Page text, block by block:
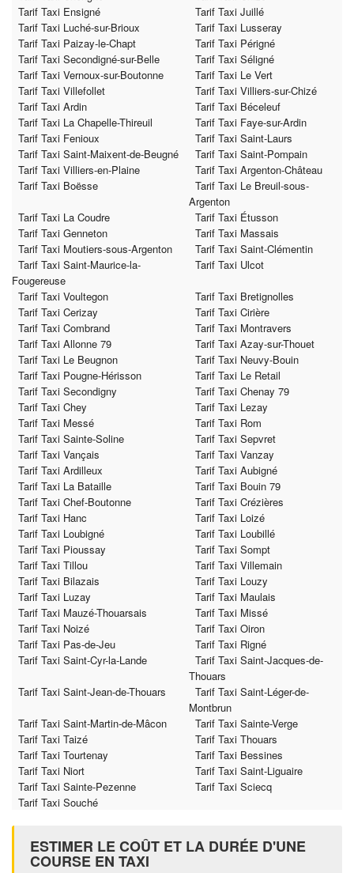
Tarif Taxi Ensigné
Tarif Taxi Juillé
Tarif Taxi Luché-sur-Brioux
Tarif Taxi Lusseray
Tarif Taxi Paizay-le-Chapt
Tarif Taxi Périgné
Tarif Taxi Secondigné-sur-Belle
Tarif Taxi Séligné
Tarif Taxi Vernoux-sur-Boutonne
Tarif Taxi Le Vert
Tarif Taxi Villefollet
Tarif Taxi Villiers-sur-Chizé
Tarif Taxi Ardin
Tarif Taxi Béceleuf
Tarif Taxi La Chapelle-Thireuil
Tarif Taxi Faye-sur-Ardin
Tarif Taxi Fenioux
Tarif Taxi Saint-Laurs
Tarif Taxi Saint-Maixent-de-Beugné
Tarif Taxi Saint-Pompain
Tarif Taxi Villiers-en-Plaine
Tarif Taxi Argenton-Château
Tarif Taxi Boësse
Tarif Taxi Le Breuil-sous-
Argenton
Tarif Taxi La Coudre
Tarif Taxi Étusson
Tarif Taxi Genneton
Tarif Taxi Massais
Tarif Taxi Moutiers-sous-Argenton
Tarif Taxi Saint-Clémentin
Tarif Taxi Saint-Maurice-la-
Fougereuse
Tarif Taxi Ulcot
Tarif Taxi Voultegon
Tarif Taxi Bretignolles
Tarif Taxi Cerizay
Tarif Taxi Cirière
Tarif Taxi Combrand
Tarif Taxi Montravers
Tarif Taxi Allonne 79
Tarif Taxi Azay-sur-Thouet
Tarif Taxi Le Beugnon
Tarif Taxi Neuvy-Bouin
Tarif Taxi Pougne-Hérisson
Tarif Taxi Le Retail
Tarif Taxi Secondigny
Tarif Taxi Chenay 79
Tarif Taxi Chey
Tarif Taxi Lezay
Tarif Taxi Messé
Tarif Taxi Rom
Tarif Taxi Sainte-Soline
Tarif Taxi Sepvret
Tarif Taxi Vançais
Tarif Taxi Vanzay
Tarif Taxi Ardilleux
Tarif Taxi Aubigné
Tarif Taxi La Bataille
Tarif Taxi Bouin 79
Tarif Taxi Chef-Boutonne
Tarif Taxi Crézières
Tarif Taxi Hanc
Tarif Taxi Loizé
Tarif Taxi Loubigné
Tarif Taxi Loubillé
Tarif Taxi Pioussay
Tarif Taxi Sompt
Tarif Taxi Tillou
Tarif Taxi Villemain
Tarif Taxi Bilazais
Tarif Taxi Louzy
Tarif Taxi Luzay
Tarif Taxi Maulais
Tarif Taxi Mauzé-Thouarsais
Tarif Taxi Missé
Tarif Taxi Noizé
Tarif Taxi Oiron
Tarif Taxi Pas-de-Jeu
Tarif Taxi Rigné
Tarif Taxi Saint-Cyr-la-Lande
Tarif Taxi Saint-Jacques-de-
Thouars
Tarif Taxi Saint-Jean-de-Thouars
Tarif Taxi Saint-Léger-de-
Montbrun
Tarif Taxi Saint-Martin-de-Mâcon
Tarif Taxi Sainte-Verge
Tarif Taxi Taizé
Tarif Taxi Thouars
Tarif Taxi Tourtenay
Tarif Taxi Bessines
Tarif Taxi Niort
Tarif Taxi Saint-Liguaire
Tarif Taxi Sainte-Pezenne
Tarif Taxi Sciecq
Tarif Taxi Souché
ESTIMER LE COÛT ET LA DURÉE D'UNE
COURSE EN TAXI